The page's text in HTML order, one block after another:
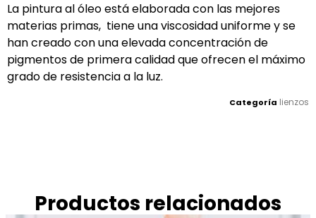
La pintura al óleo está elaborada con las mejores
materias primas, tiene una viscosidad uniforme y se
han creado con una elevada concentración de
pigmentos de primera calidad que ofrecen el máximo
grado de resistencia a la luz.
Categoría lienzos
Productos relacionados